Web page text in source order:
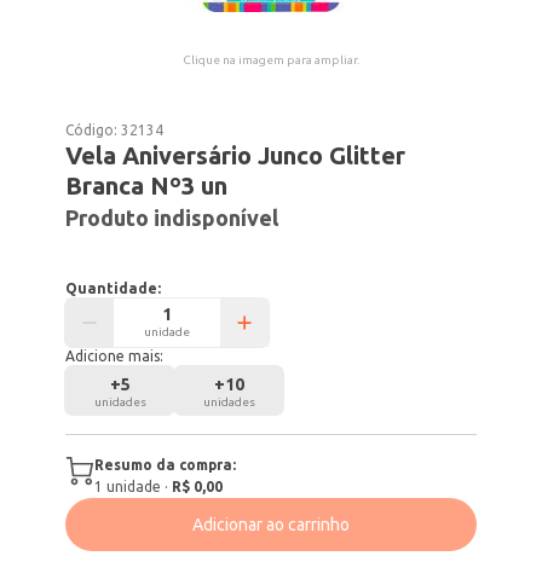
Clique na imagem para ampliar.
Código:32134
Vela Aniversário Junco Glitter
Branca Nº3 un
Produto indisponível
Quantidade:
unidade
Adicione mais:
+5
unidades
+10
unidades
Resumo da compra:
1 unidade · R$ 0,00
Adicionar ao carrinho